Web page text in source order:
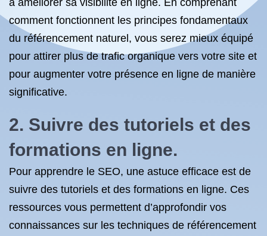
à améliorer sa visibilité en ligne. En comprenant
comment fonctionnent les principes fondamentaux
du référencement naturel, vous serez mieux équipé
pour attirer plus de trafic organique vers votre site et
pour augmenter votre présence en ligne de manière
significative.
2. Suivre des tutoriels et des
formations en ligne.
Pour apprendre le SEO, une astuce efficace est de
suivre des tutoriels et des formations en ligne. Ces
ressources vous permettent d’approfondir vos
connaissances sur les techniques de référencement